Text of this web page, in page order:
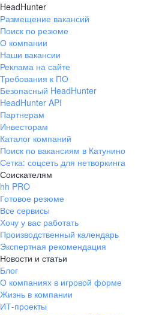
HeadHunter
Размещение вакансий
Поиск по резюме
О компании
Наши вакансии
Реклама на сайте
Требования к ПО
Безопасный HeadHunter
HeadHunter API
Партнерам
Инвесторам
Каталог компаний
Поиск по вакансиям в Катунино
Сетка: соцсеть для нетворкинга
Соискателям
hh PRO
Готовое резюме
Все сервисы
Хочу у вас работать
Производственный календарь
Экспертная рекомендация
Новости и статьи
Блог
О компаниях в игровой форме
Жизнь в компании
ИТ-проекты